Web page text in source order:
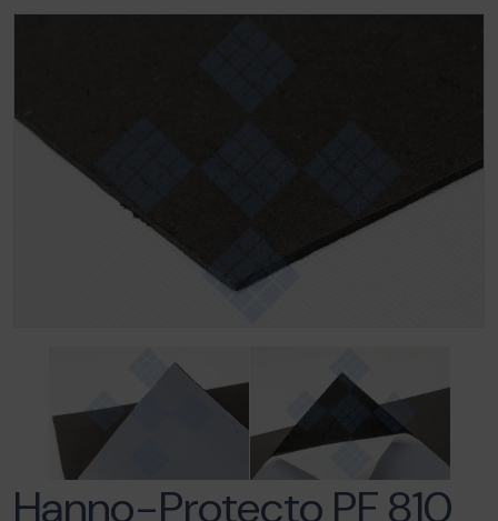
Hanno-Protecto PF 810